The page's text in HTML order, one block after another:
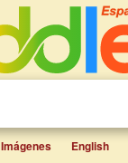
Imágenes English